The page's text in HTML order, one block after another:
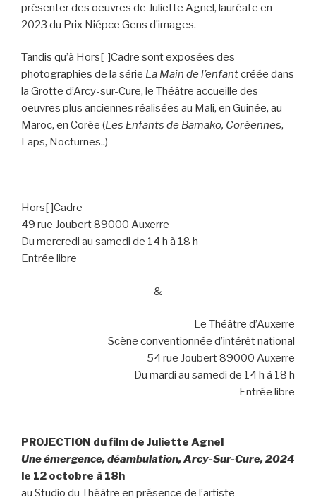
présenter des oeuvres de Juliette Agnel, lauréate en
2023 du Prix Niépce Gens d’images.
Tandis qu’à Hors[ ]Cadre sont exposées des
photographies de la série La Main de l’enfantcréée dans
la Grotte d’Arcy-sur-Cure, le Théâtre accueille des
oeuvres plus anciennes réalisées au Mali, en Guinée, au
Maroc, en Corée (Les Enfants de Bamako, Coréennes,
Laps, Nocturnes..)
Hors[ ]Cadre
49 rue Joubert 89000 Auxerre
Du mercredi au samedi de 14 h à 18 h
Entrée libre
&
Le Théâtre d’Auxerre
Scène conventionnée d’intérêt national
54 rue Joubert 89000 Auxerre
Du mardi au samedi de 14 h à 18 h
Entrée libre
PROJECTION du film de Juliette Agnel
Une émergence, déambulation, Arcy-Sur-Cure, 2024
le 12 octobre à 18h
au Studio du Théâtre en présence de l’artiste